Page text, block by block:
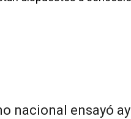
nacional ensayó